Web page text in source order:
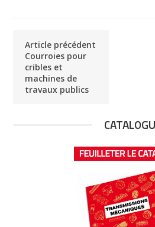
Article précédent
Courroies pour
cribles et
machines de
travaux publics